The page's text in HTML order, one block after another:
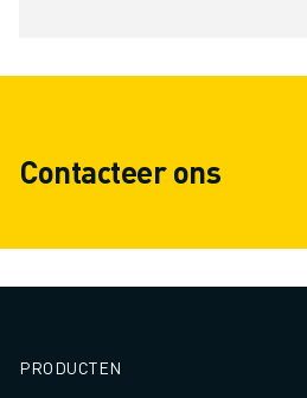
Contacteer ons
PRODUCTEN